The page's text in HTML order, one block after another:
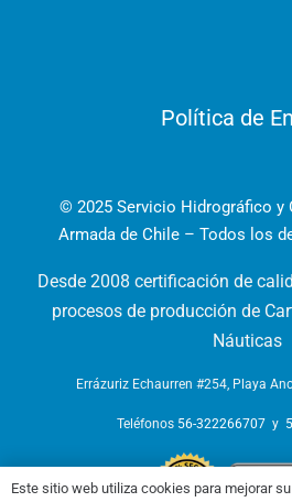
Política de
© 2025 Servicio Hidrográfico y
Armada de Chile – Todos los
Desde 2008 certificación de
procesos de producción de
Náuticas
Errázuriz Echaurren #254, Playa
Teléfonos 56-322266707 y
Este sitio web utiliza cookies para mejorar su